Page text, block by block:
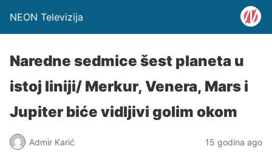
NEON Televizija
Naredne sedmice šest planeta u
istoj liniji/ Merkur, Venera, Mars i
Jupiter biće vidljivi golim okom
Admir Karić 15 godina ago